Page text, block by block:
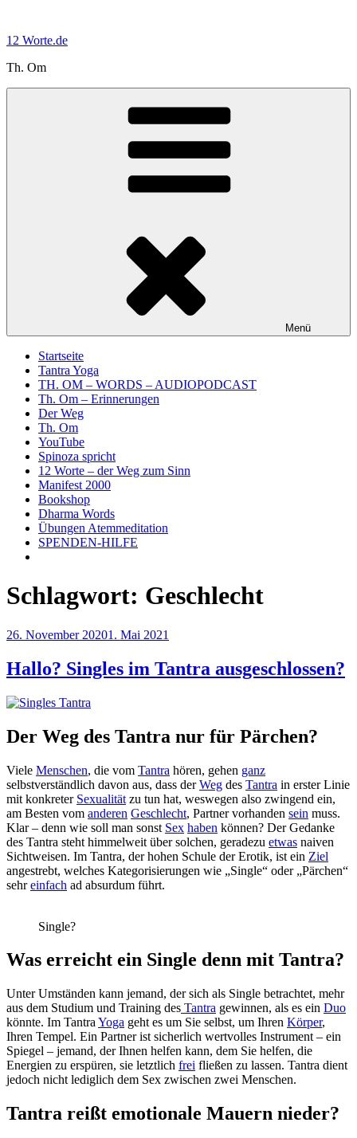
springen
12 Worte.de
Th. Om
Menü
Startseite
Tantra Yoga
TH. OM – WORDS – AUDIOPODCAST
Th. Om – Erinnerungen
Der Weg
Th. Om
YouTube
Spinoza spricht
12 Worte – der Weg zum Sinn
Manifest 2000
Bookshop
Dharma Words
Übungen Atemmeditation
SPENDEN-HILFE
Schlagwort: Geschlecht
Veröffentlicht
26. November 20201. Mai 2021
Hallo? Singles im Tantra ausgeschlossen?
Der Weg des Tantra nur für Pärchen?
Viele Menschen, die vom Tantra hören, gehen ganz
selbstverständlich davon aus, dass derWeg des Tantra in erster Linie
mit konkreter Sexualität zu tun hat, weswegen also zwingend ein,
am Besten vom anderen Geschlecht, Partner vorhanden sein muss.
Klar – denn wie soll man sonst Sex haben können? Der Gedanke
des Tantra steht himmelweit über solchen, geradezu etwas naiven
Sichtweisen. Im Tantra, der hohen Schule der Erotik, ist ein Ziel
angestrebt, welches Kategorisierungen wie „Single“ oder „Pärchen“
sehreinfach ad absurdum führt.
Single?
Was erreicht ein Single denn mit Tantra?
Unter Umständen kann jemand, der sich als Single betrachtet, mehr
aus dem Studium und Training des Tantra gewinnen, als es ein Duo
könnte. Im Tantra Yoga geht es um Sie selbst, um Ihren Körper,
Ihren Tempel. Ein Partner ist sicherlich wertvolles Instrument – ein
Spiegel – jemand, der Ihnen helfen kann, dem Sie helfen, die
Energien zu erspüren, sie letztlich frei fließen zu lassen. Tantra dient
jedoch nicht lediglich dem Sex zwischen zwei Menschen.
Tantra reißt emotionale Mauern nieder?